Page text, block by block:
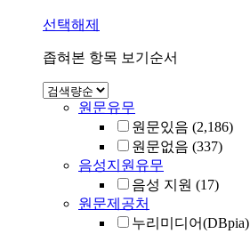
선택해제
좁혀본 항목 보기순서
원문유무
원문있음 (2,186)
원문없음 (337)
음성지원유무
음성 지원 (17)
원문제공처
누리미디어(DBpia)